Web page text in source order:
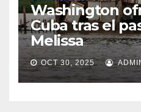
Washington
Cuba tras el
Melissa
OCT 30, 2025